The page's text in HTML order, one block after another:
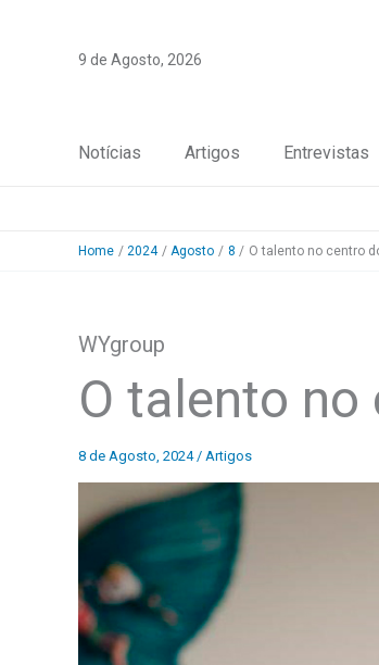
9 de Agosto, 2026
Notícias Artigos Entrevistas
Home 2024 Agosto 8 O talento no centro
WYgroup
O talento
8 de Agosto, 2024 / Artigos